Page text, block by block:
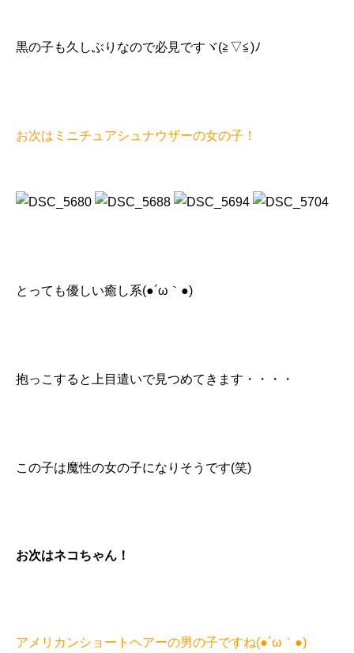
黒の子も久しぶりなので必見ですヾ(≧▽≦)ﾉ
お次はミニチュアシュナウザーの女の子！
とっても優しい癒し系(●´ω｀●)
抱っこすると上目遣いで見つめてきます・・・・
この子は魔性の女の子になりそうです(笑)
お次はネコちゃん！
アメリカンショートヘアーの男の子ですね(●´ω｀●)